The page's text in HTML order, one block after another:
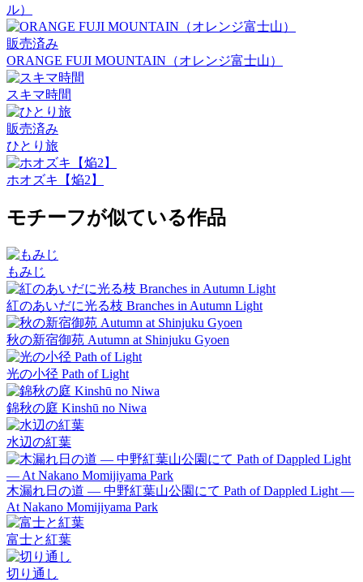
ル）
販売済み
ORANGE FUJI MOUNTAIN（オレンジ富士山）
スキマ時間
販売済み
ひとり旅
ホオズキ【焔2】
モチーフが似ている作品
もみじ
紅のあいだに光る枝 Branches in Autumn Light
秋の新宿御苑 Autumn at Shinjuku Gyoen
光の小径 Path of Light
錦秋の庭 Kinshū no Niwa
水辺の紅葉
木漏れ日の道 — 中野紅葉山公園にて Path of Dappled Light —
At Nakano Momijiyama Park
富士と紅葉
切り通し